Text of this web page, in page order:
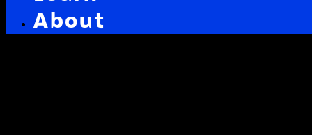
About